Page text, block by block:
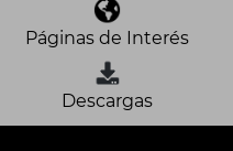
Páginas de Interés
Descargas